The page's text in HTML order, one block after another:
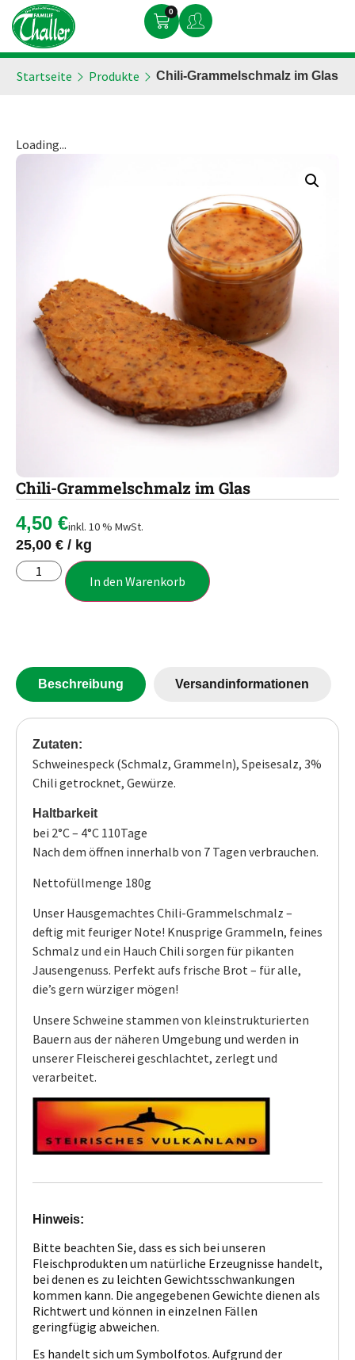
0
Startseite Produkte Chili-Grammelschmalz im Glas
Loading...
Chili-Grammelschmalz im Glas
4,50 €inkl. 10 % MwSt.
25,00 € / kg
In den Warenkorb
Beschreibung Versandinformationen
Zutaten:
Schweinespeck (Schmalz, Grammeln), Speisesalz, 3%
Chili getrocknet, Gewürze.
Haltbarkeit
bei 2°C – 4°C 110Tage
Nach dem öffnen innerhalb von 7 Tagen verbrauchen.
Nettofüllmenge 180g
Unser Hausgemachtes Chili-Grammelschmalz –
deftig mit feuriger Note! Knusprige Grammeln, feines
Schmalz und ein Hauch Chili sorgen für pikanten
Jausengenuss. Perfekt aufs frische Brot – für alle,
die’s gern würziger mögen!
Unsere Schweine stammen von kleinstrukturierten
Bauern aus der näheren Umgebung und werden in
unserer Fleischerei geschlachtet, zerlegt und
verarbeitet.
Hinweis:
Bitte beachten Sie, dass es sich bei unseren
Fleischprodukten um natürliche Erzeugnisse handelt,
bei denen es zu leichten Gewichtsschwankungen
kommen kann. Die angegebenen Gewichte dienen als
Richtwert und können in einzelnen Fällen
geringfügig abweichen.
Es handelt sich um Symbolfotos. Aufgrund der